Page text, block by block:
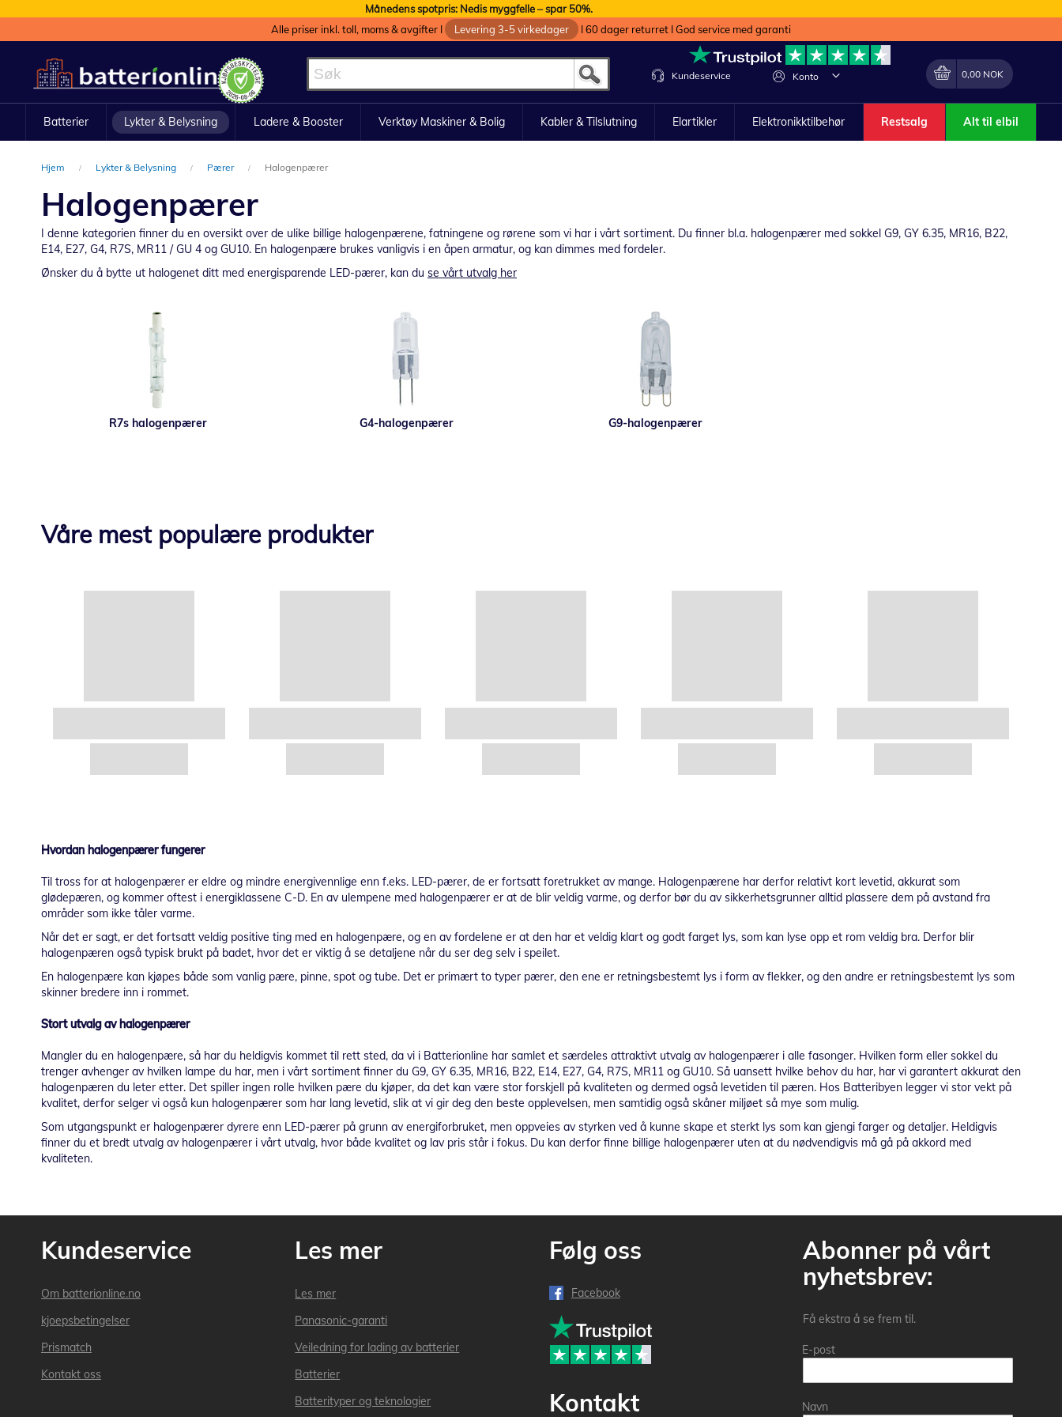
Månedens spotpris: Nedis myggfelle – spar 50%.
Alle priser inkl. toll, moms & avgifter I
Levering 3-5 virkedager I 60 dager returret I God service med garanti
til
innhold
Konto Endring
Min handlekurv
0,00 NOK
Kundeservice
Batterier Lykter & Belysning Ladere & Booster Verktøy Maskiner & Bolig Kabler & Tilslutning Elartikler Elektronikktilbehør Restsalg Alt til elbil
Hjem Lykter & Belysning Pærer Halogenpærer
Halogenpærer
I denne kategorien finner du en oversikt over de ulike billige halogenpærene, fatningene og rørene som vi har i vårt sortiment. Du finner bl.a. halogenpærer med sokkel G9, GY 6.35, MR16, B22,
E14, E27, G4, R7S, MR11 / GU 4 og GU10. En halogenpære brukes vanligvis i en åpen armatur, og kan dimmes med fordeler.
Ønsker du å bytte ut halogenet ditt med energisparende LED-pærer, kan du se vårt utvalg her
R7s halogenpærer G4-halogenpærer G9-halogenpærer
Våre mest populære produkter
Hvordan halogenpærer fungerer
Til tross for at halogenpærer er eldre og mindre energivennlige enn f.eks. LED-pærer, de er fortsatt foretrukket av mange. Halogenpærene har derfor relativt kort levetid, akkurat som
glødepæren, og kommer oftest i energiklassene C-D. En av ulempene med halogenpærer er at de blir veldig varme, og derfor bør du av sikkerhetsgrunner alltid plassere dem på avstand fra
områder som ikke tåler varme.
Når det er sagt, er det fortsatt veldig positive ting med en halogenpære, og en av fordelene er at den har et veldig klart og godt farget lys, som kan lyse opp et rom veldig bra. Derfor blir
halogenpæren også typisk brukt på badet, hvor det er viktig å se detaljene når du ser deg selv i speilet.
En halogenpære kan kjøpes både som vanlig pære, pinne, spot og tube. Det er primært to typer pærer, den ene er retningsbestemt lys i form av flekker, og den andre er retningsbestemt lys som
skinner bredere inn i rommet.
Stort utvalg av halogenpærer
Mangler du en halogenpære, så har du heldigvis kommet til rett sted, da vi i Batterionline har samlet et særdeles attraktivt utvalg av halogenpærer i alle fasonger. Hvilken form eller sokkel du
trenger avhenger av hvilken lampe du har, men i vårt sortiment finner du G9, GY 6.35, MR16, B22, E14, E27, G4, R7S, MR11 og GU10. Så uansett hvilke behov du har, har vi garantert akkurat den
halogenpæren du leter etter. Det spiller ingen rolle hvilken pære du kjøper, da det kan være stor forskjell på kvaliteten og dermed også levetiden til pæren. Hos Batteribyen legger vi stor vekt på
kvalitet, derfor selger vi også kun halogenpærer som har lang levetid, slik at vi gir deg den beste opplevelsen, men samtidig også skåner miljøet så mye som mulig.
Som utgangspunkt er halogenpærer dyrere enn LED-pærer på grunn av energiforbruket, men oppveies av styrken ved å kunne skape et sterkt lys som kan gjengi farger og detaljer. Heldigvis
finner du et bredt utvalg av halogenpærer i vårt utvalg, hvor både kvalitet og lav pris står i fokus. Du kan derfor finne billige halogenpærer uten at du nødvendigvis må gå på akkord med
kvaliteten.
Kundeservice
Om batterionline.no
kjoepsbetingelser
Prismatch
Kontakt oss
Les mer
Les mer
Panasonic-garanti
Veiledning for lading av batterier
Batterier
Batterityper og teknologier
Følg oss
Facebook
Kontakt
Abonner på vårt
nyhetsbrev:
Få ekstra å se frem til.
E-post
Navn